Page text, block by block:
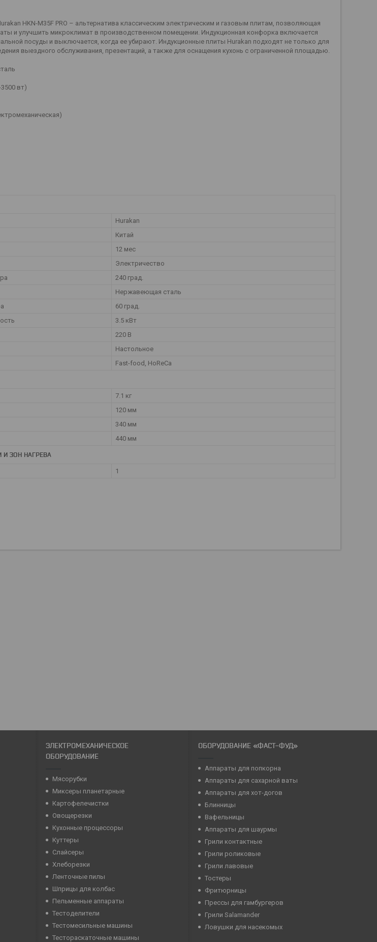
HKN-M35F PRO – альтернатива классическим электрическим и газовым плитам, позволяющая
и улучшить микроклимат в производственном помещении. Индукционная конфорка включается
посуды и выключается, когда ее убирают. Индукционные плиты Hurakan подходят не только для
выездного обслуживания, презентаций, а также для оснащения кухонь с ограниченной площадью.
вт)
Hurakan
Китай
12 мес
Электричество
240 град.
Нержавеющая сталь
60 град.
3.5 кВт
220 В
Настольное
Fast-food, HoReCa
7.1 кг
120 мм
340 мм
440 мм
И ЗОН НАГРЕВА
1
ЭЛЕКТРОМЕХАНИЧЕСКОЕ
ОБОРУДОВАНИЕ
Мясорубки
Миксеры планетарные
Картофелечистки
Овощерезки
Кухонные процессоры
Куттеры
Слайсеры
Хлеборезки
Ленточные пилы
Шприцы для колбас
Пельменные аппараты
Тестоделители
Тестомесильные машины
Тестораскаточные машины
ОБОРУДОВАНИЕ «ФАСТ-ФУД»
Аппараты для попкорна
Аппараты для сахарной ваты
Аппараты для хот-догов
Блинницы
Вафельницы
Аппараты для шаурмы
Грили контактные
Грили роликовые
Грили лавовые
Тостеры
Фритюрницы
Прессы для гамбургеров
Грили Salamander
Ловушки для насекомых